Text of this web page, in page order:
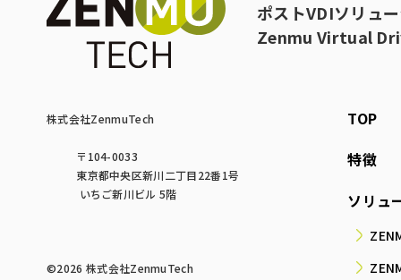
ポストVDIソリュ
Zenmu Virtual
株式会社ZenmuTech
〒104-0033
東京都中央区新川二丁目22番1号
いちご新川ビル 5階
©️2026 株式会社ZenmuTech
TOP
特徴
ソリュ